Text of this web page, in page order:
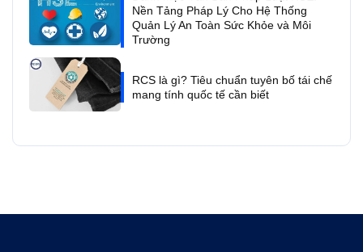
Nền Tảng Pháp Lý Cho Hệ Thống
Quản Lý An Toàn Sức Khỏe và Môi
Trường
RCS là gì? Tiêu chuẩn tuyên bố tái chế
mang tính quốc tế cần biết